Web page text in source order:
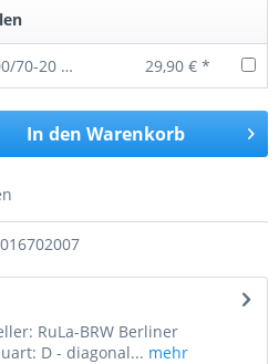
Wulstband 16/70-20 / 16.00/70-20 340 mm 29,90 € *
In den Warenkorb
RuLa-BRW Berliner
D - diagonal... mehr